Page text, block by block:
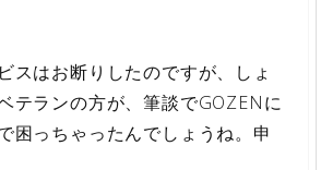
スはお断りしたのですが、しょ
テランの方が、筆談でGOZENに
困っちゃったんでしょうね。申